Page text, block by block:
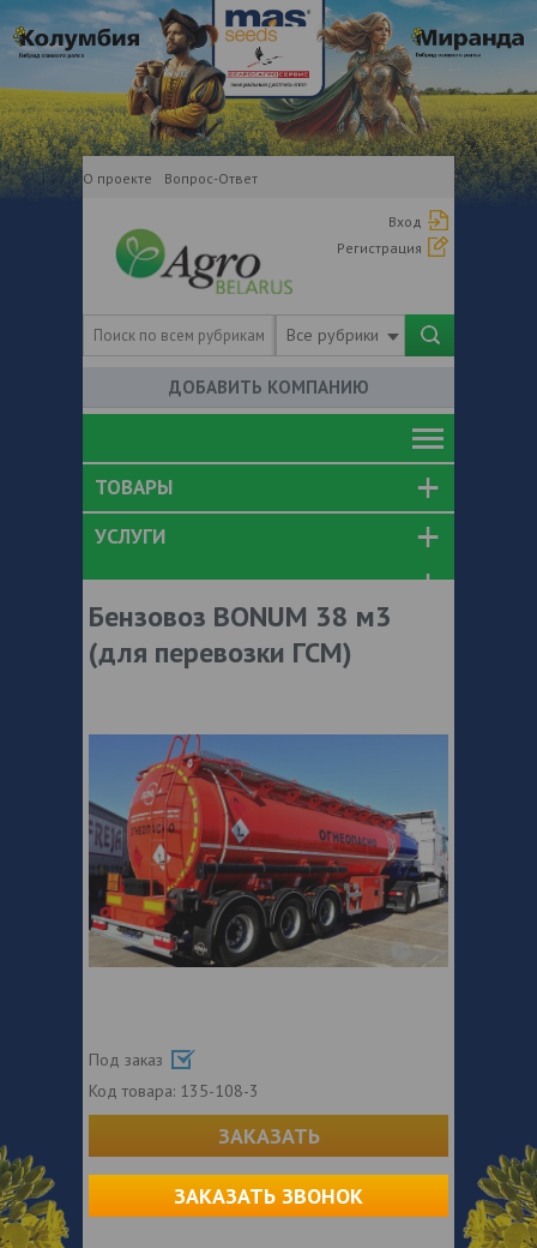
О проекте Вопрос-Ответ
Вход
Регистрация
Все рубрики
ДОБАВИТЬ КОМПАНИЮ
ТОВАРЫ
УСЛУГИ
Бензовоз BONUM 38 м3
(для перевозки ГСМ)
Под заказ
Код товара: 135-108-3
ЗАКАЗАТЬ
ЗАКАЗАТЬ ЗВОНОК